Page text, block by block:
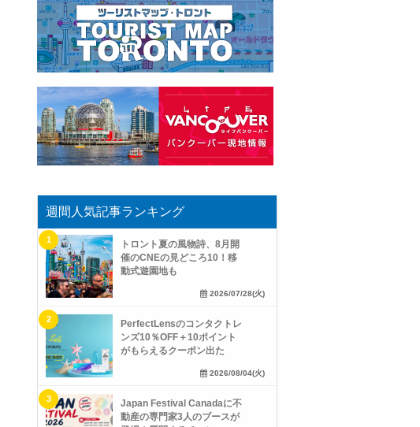
週間人気記事ランキング
トロント夏の風物詩、8月開
催のCNEの見どころ10！移
動式遊園地も
2026/07/28(火)
PerfectLensのコンタクトレ
ンズ10％OFF＋10ポイント
がもらえるクーポン出た
2026/08/04(火)
Japan Festival Canadaに不
動産の専門家3人のブースが